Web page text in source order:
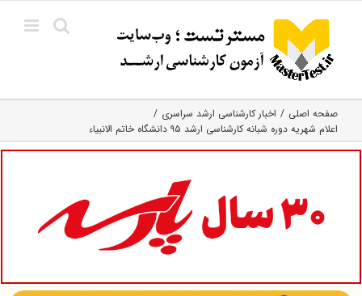
content
صفحه اصلی
اخبار کارشناسی ارشد سراسری
اعلام شهریه دوره شبانه کارشناسی ارشد ۹۵ دانشگاه خاتم الانبیاء